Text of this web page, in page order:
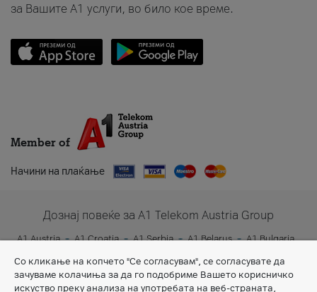
за Вашите A1 услуги, во било кое време.
Member of
Начини на плаќање
Дознај повеќе за A1 Telekom Austria Group
A1 Austria A1 Croatia A1 Serbia A1 Belarus
A1 Bulgaria
Со кликање на копчето "Се согласувам", се согласувате да
зачуваме колачиња за да го подобриме Вашето корисничко
искуство преку анализа на употребата на веб-страната,